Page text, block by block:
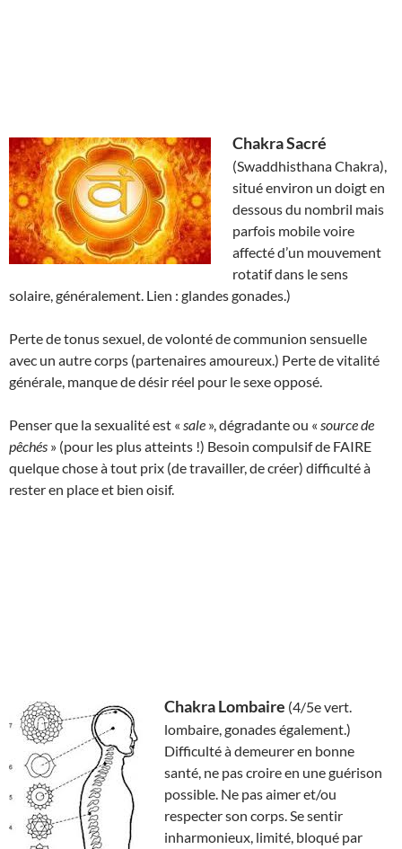
Chakra Sacré
(Swaddhisthana Chakra),
situé environ un doigt en
dessous du nombril mais
parfois mobile voire
affecté d’un mouvement
rotatif dans le sens
solaire, généralement. Lien : glandes gonades.)
Perte de tonus sexuel, de volonté de communion sensuelle
avec un autre corps (partenaires amoureux.) Perte de vitalité
générale, manque de désir réel pour le sexe opposé.
Penser que la sexualité est « sale », dégradante ou « source de
pêchés » (pour les plus atteints !) Besoin compulsif de FAIRE
quelque chose à tout prix (de travailler, de créer) difficulté à
rester en place et bien oisif.
Chakra Lombaire (4/5e vert.
lombaire, gonades également.)
Difficulté à demeurer en bonne
santé, ne pas croire en une guérison
possible. Ne pas aimer et/ou
respecter son corps. Se sentir
inharmonieux, limité, bloqué par